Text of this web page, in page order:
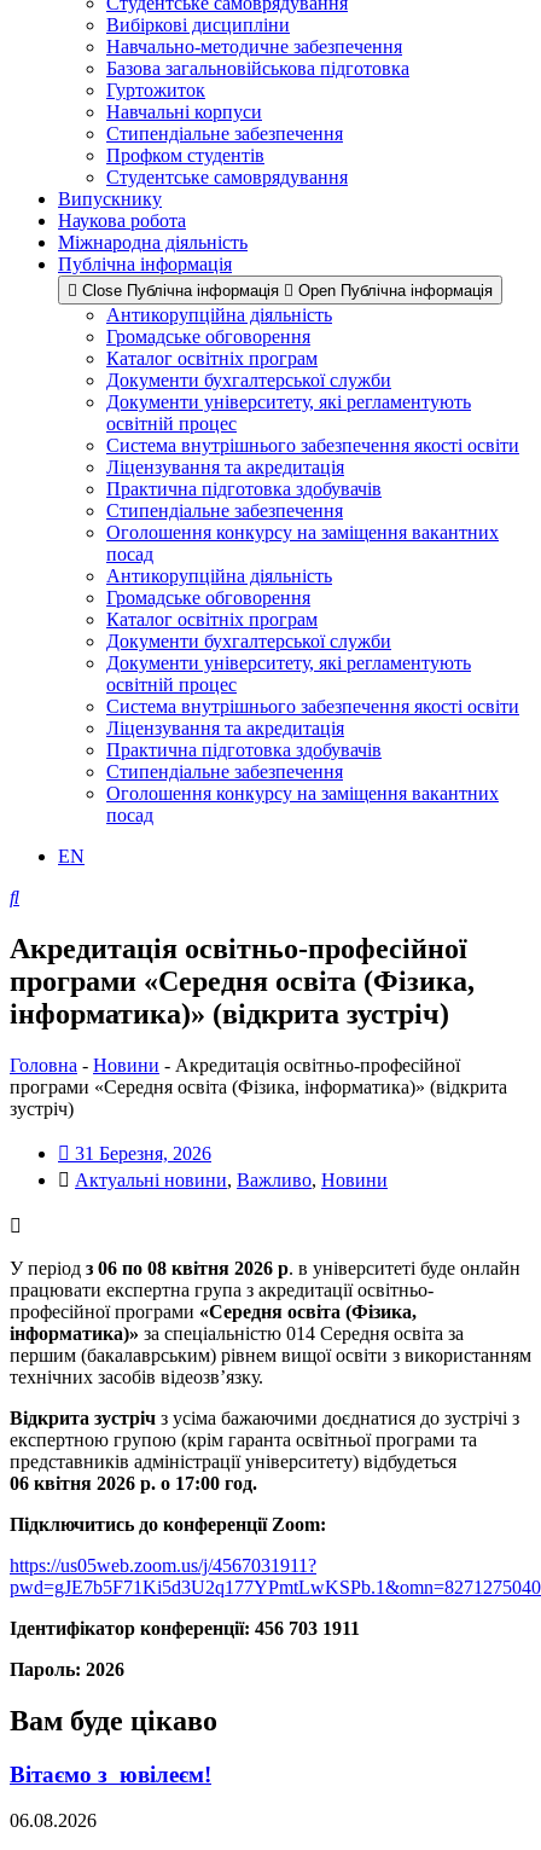
Вибіркові дисципліни
Навчально-методичне забезпечення
Базова загальновійськова підготовка
Гуртожиток
Навчальні корпуси
Стипендіальне забезпечення
Профком студентів
Студентське самоврядування
Випускнику
Наукова робота
Міжнародна діяльність
Публічна інформація
Close Публічна інформація Open Публічна інформація
Антикорупційна діяльність
Громадське обговорення
Каталог освітніх програм
Документи бухгалтерської служби
Документи університету, які регламентують
освітній процес
Система внутрішнього забезпечення якості освіти
Ліцензування та акредитація
Практична підготовка здобувачів
Стипендіальне забезпечення
Оголошення конкурсу на заміщення вакантних
посад
Антикорупційна діяльність
Громадське обговорення
Каталог освітніх програм
Документи бухгалтерської служби
Документи університету, які регламентують
освітній процес
Система внутрішнього забезпечення якості освіти
Ліцензування та акредитація
Практична підготовка здобувачів
Стипендіальне забезпечення
Оголошення конкурсу на заміщення вакантних
посад
EN
Акредитація освітньо-професійної
програми «Середня освіта (Фізика,
інформатика)» (відкрита зустріч)
Головна - Новини - Акредитація освітньо-професійної
програми «Середня освіта (Фізика, інформатика)» (відкрита
зустріч)
31 Березня, 2026
Актуальні новини, Важливо, Новини
У період з 06 по 08 квітня 2026 р. в університеті буде онлайн
працювати експертна група з акредитації освітньо-
професійної програми «Середня освіта (Фізика,
інформатика)» за спеціальністю 014 Середня освіта за
першим (бакалаврським) рівнем вищої освіти з використанням
технічних засобів відеозвʼязку.
Відкрита зустріч з усіма бажаючими доєднатися до зустрічі з
експертною групою (крім гаранта освітньої програми та
представників адміністрації університету) відбудеться
06 квітня 2026 р. о 17:00 год.
Підключитись до конференції Zoom:
https://us05web.zoom.us/j/4567031911?
Ідентифікатор конференції: 456 703 1911
Пароль: 2026
Вам буде цікаво
Вітаємо з ювілеєм!
06.08.2026